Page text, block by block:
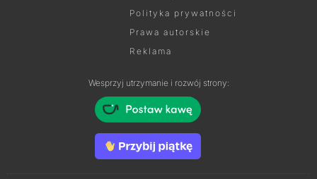
Polityka prywatności
Prawa autorskie
Reklama
Wesprzyj utrzymanie i rozwój strony: